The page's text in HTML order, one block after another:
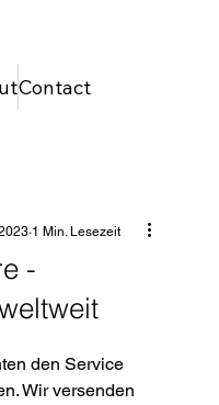
Contact
-
1 Min. Lesezeit
den Service
Wir versenden